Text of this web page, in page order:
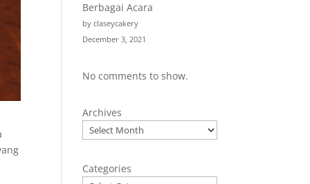
Berbagai Acara
by claseycakery
December 3, 2021
No comments to show.
Archives
Categories